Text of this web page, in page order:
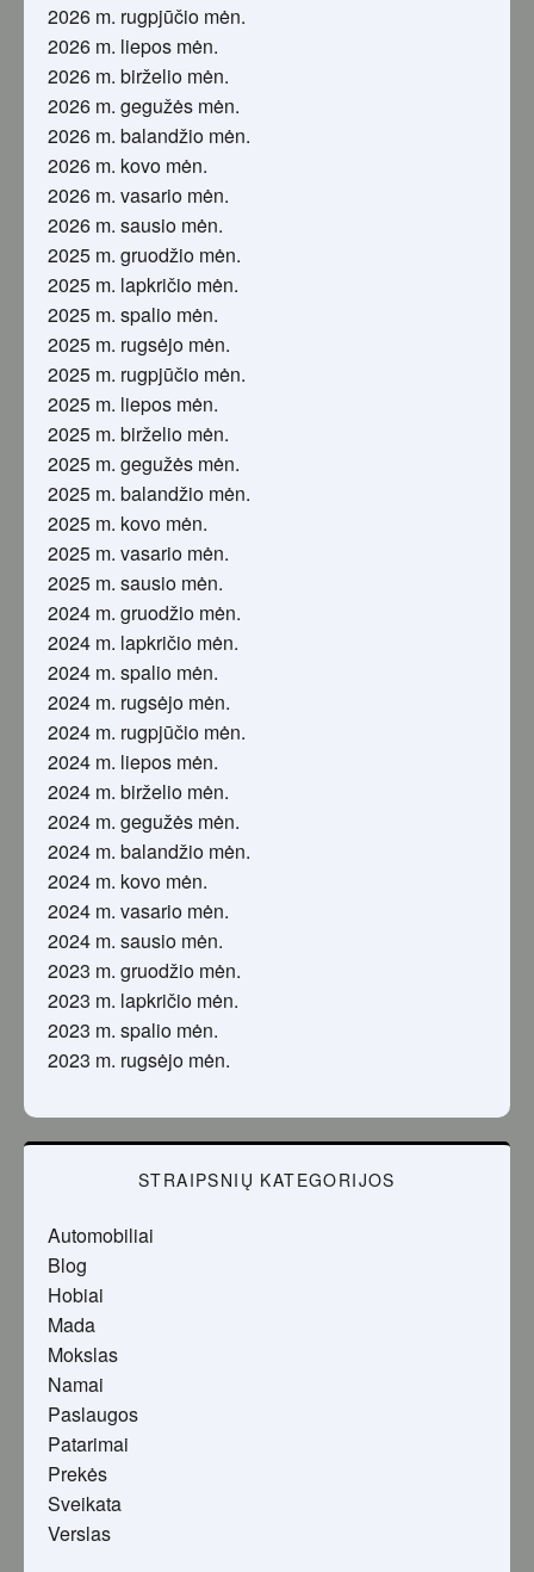
2026 m. rugpjūčio mėn.
2026 m. liepos mėn.
2026 m. birželio mėn.
2026 m. gegužės mėn.
2026 m. balandžio mėn.
2026 m. kovo mėn.
2026 m. vasario mėn.
2026 m. sausio mėn.
2025 m. gruodžio mėn.
2025 m. lapkričio mėn.
2025 m. spalio mėn.
2025 m. rugsėjo mėn.
2025 m. rugpjūčio mėn.
2025 m. liepos mėn.
2025 m. birželio mėn.
2025 m. gegužės mėn.
2025 m. balandžio mėn.
2025 m. kovo mėn.
2025 m. vasario mėn.
2025 m. sausio mėn.
2024 m. gruodžio mėn.
2024 m. lapkričio mėn.
2024 m. spalio mėn.
2024 m. rugsėjo mėn.
2024 m. rugpjūčio mėn.
2024 m. liepos mėn.
2024 m. birželio mėn.
2024 m. gegužės mėn.
2024 m. balandžio mėn.
2024 m. kovo mėn.
2024 m. vasario mėn.
2024 m. sausio mėn.
2023 m. gruodžio mėn.
2023 m. lapkričio mėn.
2023 m. spalio mėn.
2023 m. rugsėjo mėn.
STRAIPSNIŲ KATEGORIJOS
Automobiliai
Blog
Hobiai
Mada
Mokslas
Namai
Paslaugos
Patarimai
Prekės
Sveikata
Verslas